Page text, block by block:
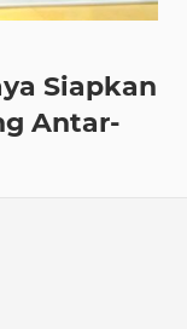
Siapkan
Antar-